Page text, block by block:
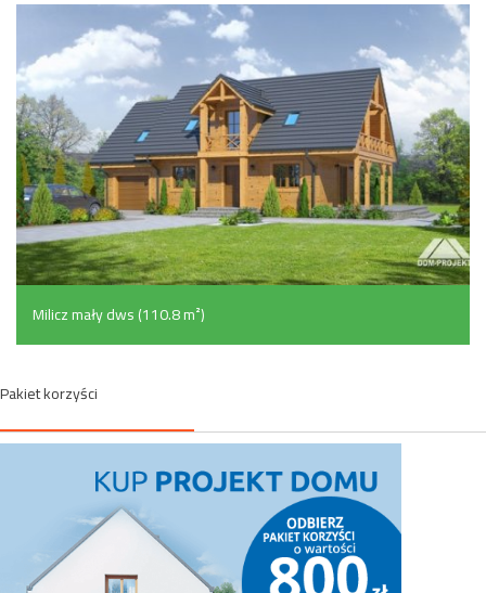
Milicz mały dws (110.8 m²)
Pakiet korzyści